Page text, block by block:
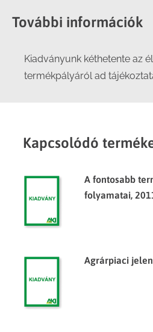
További információk
Kiadványunk kéthetente az
termékpályáról ad
Kapcsolódó
A fontosabb
folyamatai,
Agrárpiaci